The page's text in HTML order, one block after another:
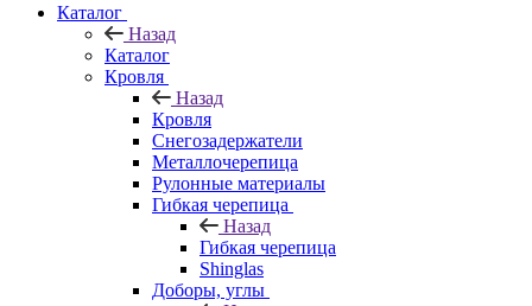
Каталог
Назад
Каталог
Кровля
Назад
Кровля
Снегозадержатели
Металлочерепица
Рулонные материалы
Гибкая черепица
Назад
Гибкая черепица
Shinglas
Доборы, углы